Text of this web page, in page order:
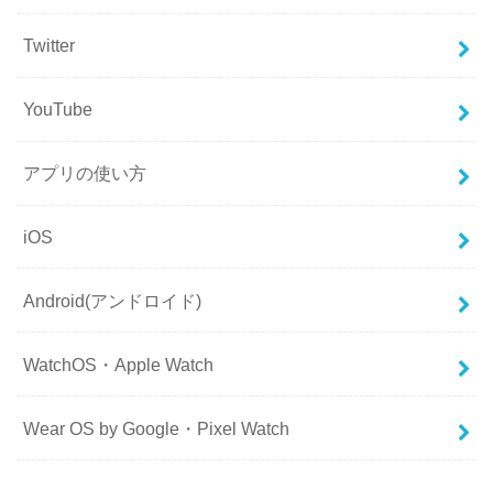
Twitter
YouTube
アプリの使い方
iOS
Android(アンドロイド)
WatchOS・Apple Watch
Wear OS by Google・Pixel Watch